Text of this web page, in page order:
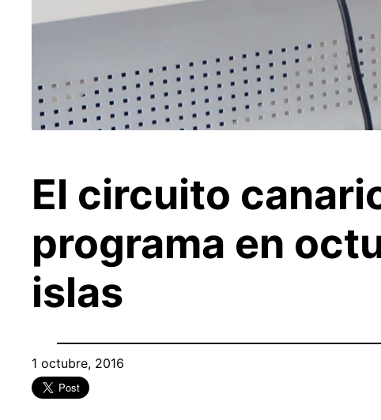
El circuito
programa en
islas
1 octubre, 2016